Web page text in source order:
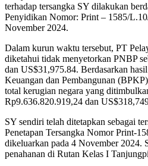
terhadap tersangka SY dilakukan
Penyidikan Nomor: Print – 1585/
November 2024.
Dalam kurun waktu tersebut, PT
diketahui tidak menyetorkan PNBP
dan US$31,975.84. Berdasarkan
Keuangan dan Pembangunan
total kerugian negara yang
Rp9.636.820.919,24 dan
SY sendiri telah ditetapkan sebagai
Penetapan Tersangka Nomor Print-
dikeluarkan pada 4 November 2024.
penahanan di Rutan Kelas I